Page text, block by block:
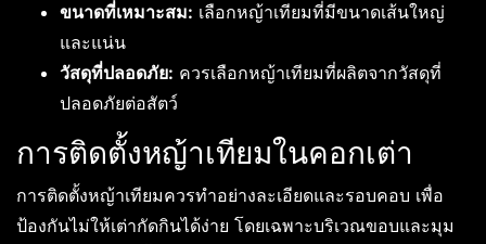
ขนาดที่เหมาะสม: เลือกหญ้าเทียมที่มีขนาดเส้นใหญ่
และแน่น
วัสดุที่ปลอดภัย: ควรเลือกหญ้าเทียมที่ผลิตจากวัสดุที่
ปลอดภัยต่อสัตว์
การติดตั้งหญ้าเทียมในคอกเต่า
การติดตั้งหญ้าเทียมควรทำอย่างละเอียดและรอบคอบ เพื่อ
ป้องกันไม่ให้เต่ากัดกินได้ง่าย โดยเฉพาะบริเวณขอบและมุม